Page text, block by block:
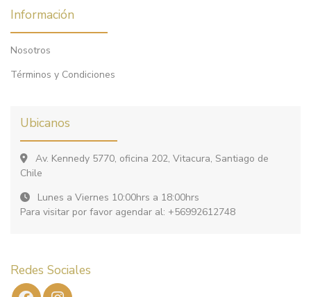
Información
Nosotros
Términos y Condiciones
Ubicanos
Av. Kennedy 5770, oficina 202, Vitacura, Santiago de
Chile
Lunes a Viernes 10:00hrs a 18:00hrs
Para visitar por favor agendar al: +56992612748
Redes Sociales